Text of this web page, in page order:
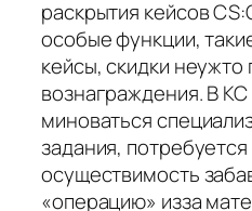
раскрытия кейсов
особые функции,
кейсы, скидки
вознаграждения. В КС
миноваться
задания,
осуществимость
«операцию» изза